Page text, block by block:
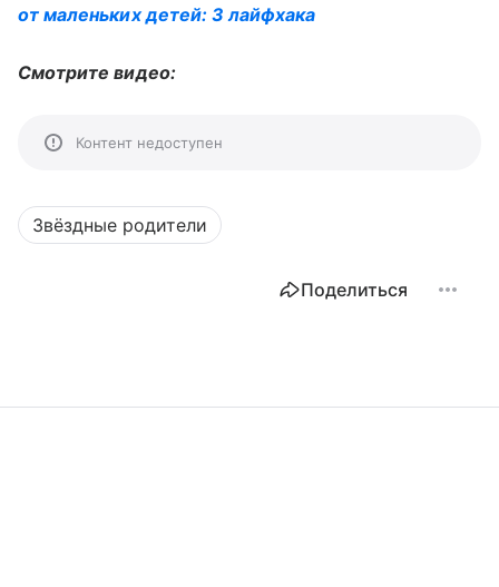
от маленьких детей: 3 лайфхака
Смотрите видео:
Контент недоступен
Звёздные родители
Поделиться